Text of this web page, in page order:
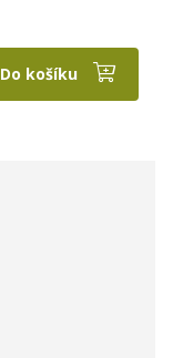
Do košíku